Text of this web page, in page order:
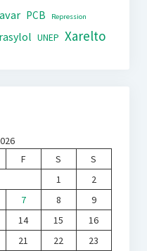
PCB Repression
UNEP Xarelto
F S
S
1
2
7 8
9
14 15
16
21 22 23